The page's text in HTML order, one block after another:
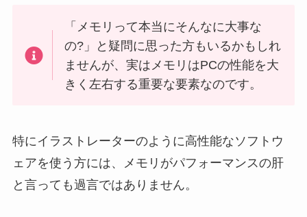
「メモリって本当にそんなに大事な
の?」と疑問に思った方もいるかもしれ
ませんが、実はメモリはPCの性能を大
きく左右する重要な要素なのです。
特にイラストレーターのように高性能なソフトウ
ェアを使う方には、メモリがパフォーマンスの肝
と言っても過言ではありません。